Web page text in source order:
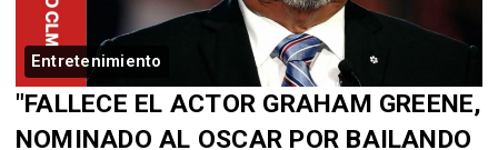
Entretenimiento
"FALLECE EL ACTOR GRAHAM GREENE,
NOMINADO AL OSCAR POR BAILANDO